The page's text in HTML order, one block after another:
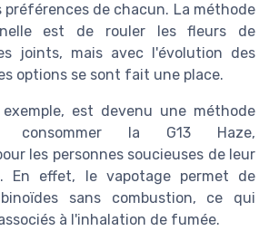
préférences de chacun. La méthode
est de rouler les fleurs de
joints, mais avec l'évolution des
options se sont fait une place.
est devenu une méthode
consommer la G13 Haze,
les personnes soucieuses de leur
En effet, le vapotage permet de
sans combustion, ce qui
à l'inhalation de fumée.